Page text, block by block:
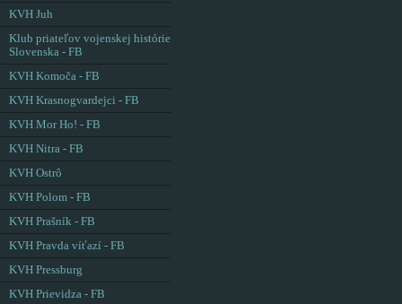
KVH Juh
Klub priateľov vojenskej histórie
Slovenska - FB
KVH Komoča - FB
KVH Krasnogvardejci - FB
KVH Mor Ho! - FB
KVH Nitra - FB
KVH Ostrô
KVH Polom - FB
KVH Prašník - FB
KVH Pravda víťazí - FB
KVH Pressburg
KVH Prievidza - FB